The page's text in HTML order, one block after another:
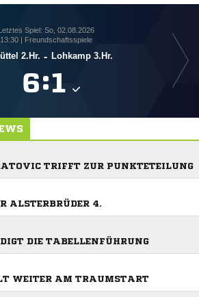
Letztes Spiel: So, 02.08.2026
13:30 | Freundschaftsspiele
2.Hr. - Lohkamp 3.Hr.
:
TRIFFT ZUR PUNKTETEILUNG
ALSTERBRÜDER 4.
DIE TABELLENFÜHRUNG
WEITER AM TRAUMSTART